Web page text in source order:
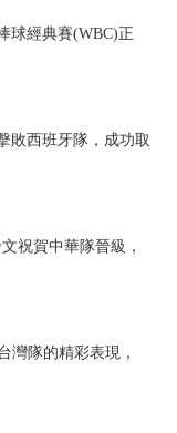
球經典賽(WBC)正
敗西班牙隊，成功取
祝賀中華隊晉級，
灣隊的精彩表現，